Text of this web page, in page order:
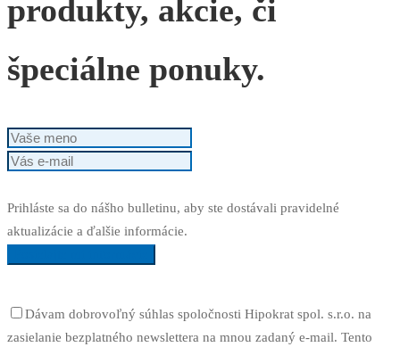
produkty, akcie, či
špeciálne ponuky.
Prihláste sa do nášho bulletinu, aby ste dostávali pravidelné
aktualizácie a ďalšie informácie.
Dávam dobrovoľný súhlas spoločnosti Hipokrat spol. s.r.o. na
zasielanie bezplatného newslettera na mnou zadaný e-mail. Tento